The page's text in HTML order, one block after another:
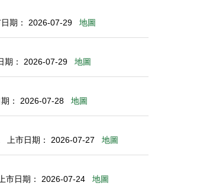
日期： 2026-07-29 地圖
期： 2026-07-29 地圖
期： 2026-07-28 地圖
上市日期： 2026-07-27 地圖
上市日期： 2026-07-24 地圖